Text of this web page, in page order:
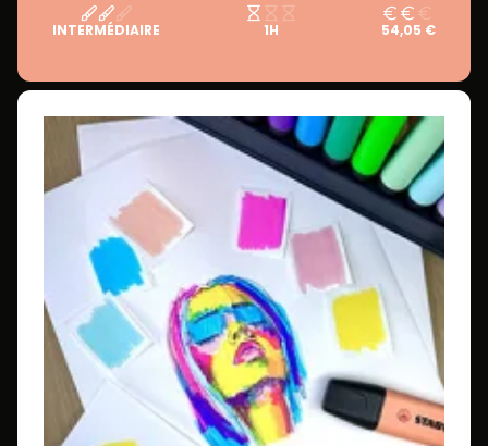
INTERMÉDIAIRE 1H 54,05 €